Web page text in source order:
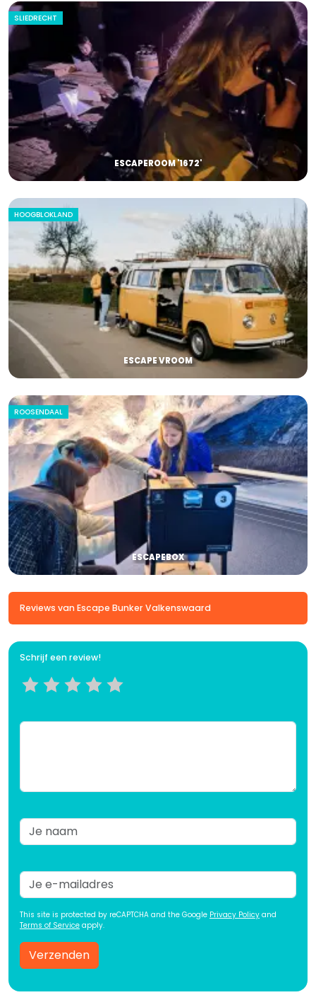
SLIEDRECHT
ESCAPEROOM '1672'
HOOGBLOKLAND
ESCAPE VROOM
ROOSENDAAL
ESCAPEBOX
Reviews van Escape Bunker Valkenswaard
Schrijf een review!
This site is protected by reCAPTCHA and the Google Privacy Policy and
Terms of Service apply.
Verzenden